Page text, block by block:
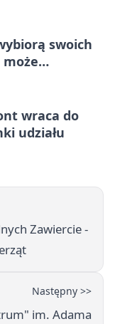
swoich
wraca do
udziału
Zawiercie -
Następny >>
im. Adama